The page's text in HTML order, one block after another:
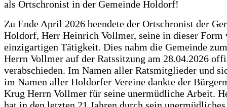
Zu Ende April 2026 beendete der Ortschronist der
Holdorf, Herr Heinrich Vollmer, seine in dieser Form
einzigartigen Tätigkeit. Dies nahm die Gemeinde
Herrn Vollmer auf der Ratssitzung am 28.04.2026
verabschieden. Im Namen aller Ratsmitglieder und
im Namen aller Holdorfer Vereine dankte der
Krug Herrn Vollmer für seine unermüdliche Arbeit.